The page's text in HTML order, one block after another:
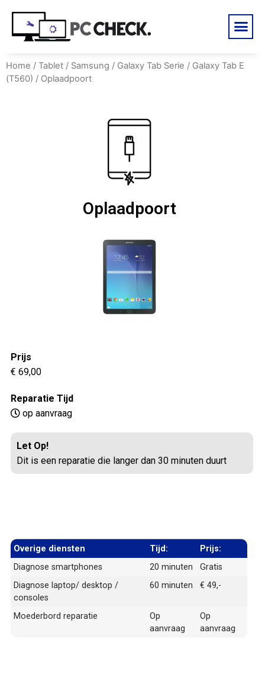
Home / Tablet / Samsung / Galaxy Tab Serie / Galaxy Tab E
(T560) / Oplaadpoort
Oplaadpoort
Prijs
€ 69,00
Reparatie Tijd
op aanvraag
Let Op!
Dit is een reparatie die langer dan 30 minuten duurt
Overige diensten Tijd:
Prijs:
Diagnose smartphones
20 minuten
Gratis
Diagnose laptop/ desktop /
consoles
60 minuten € 49,-
Moederbord reparatie
Op
aanvraag
Op
aanvraag